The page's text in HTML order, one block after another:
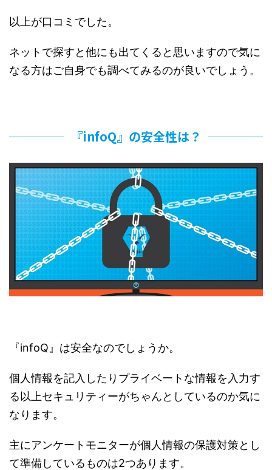
以上が口コミでした。
ネットで探すと他にも出てくると思いますので気に
なる方はご自身でも調べてみるのが良いでしょう。
『infoQ』の安全性は？
『infoQ』は安全なのでしょうか。
個人情報を記入したりプライベートな情報を入力す
る以上セキュリティーがちゃんとしているのか気に
なります。
主にアンケートモニターが個人情報の保護対策とし
て準備しているものは2つあります。